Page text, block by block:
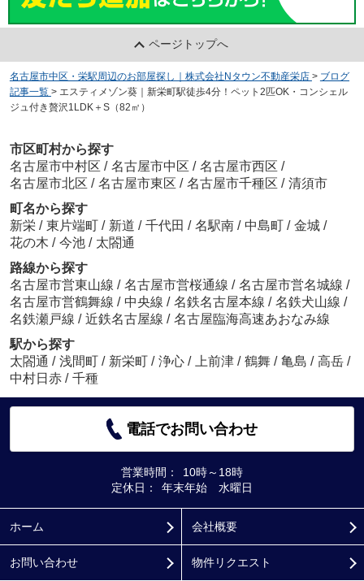
ページトップへ
名古屋市中区・栄駅周辺のお部屋探し｜株式会社Nタウン不動産栄店 > ブログ
記事一覧 > エスティメゾン葵｜新栄町駅徒歩4分！ペット2匹OK・コンシェル
ジュ付き贅沢1LDK＋S（82㎡）
市区町村から探す
名古屋市中村区 / 名古屋市中区 / 名古屋市西区 /
名古屋市北区 / 名古屋市東区 / 名古屋市千種区 / 清須市
町名から探す
新栄 / 東片端町 / 新道 / 千代田 / 名駅南 / 中島町 / 金城 /
花の木 / 今池 / 太閤通
路線から探す
名古屋市営東山線 / 名古屋市営桜通線 / 名古屋市営名城線 /
名古屋市営鶴舞線 / 中央線 / 名鉄名古屋本線 / 名鉄犬山線 /
名鉄瀬戸線 / 近鉄名古屋線 / 名古屋臨海高速あおなみ線
駅から探す
太閤通 / 浅間町 / 新栄町 / 浄心 / 上前津 / 鶴舞 / 亀島 / 高岳 /
中村日赤 / 千種
電話でお問い合わせ
営業時間：
10時～18時
定休日：
年末年始 水曜日
ホーム 会社概要
お問い合わせ 物件リクエスト